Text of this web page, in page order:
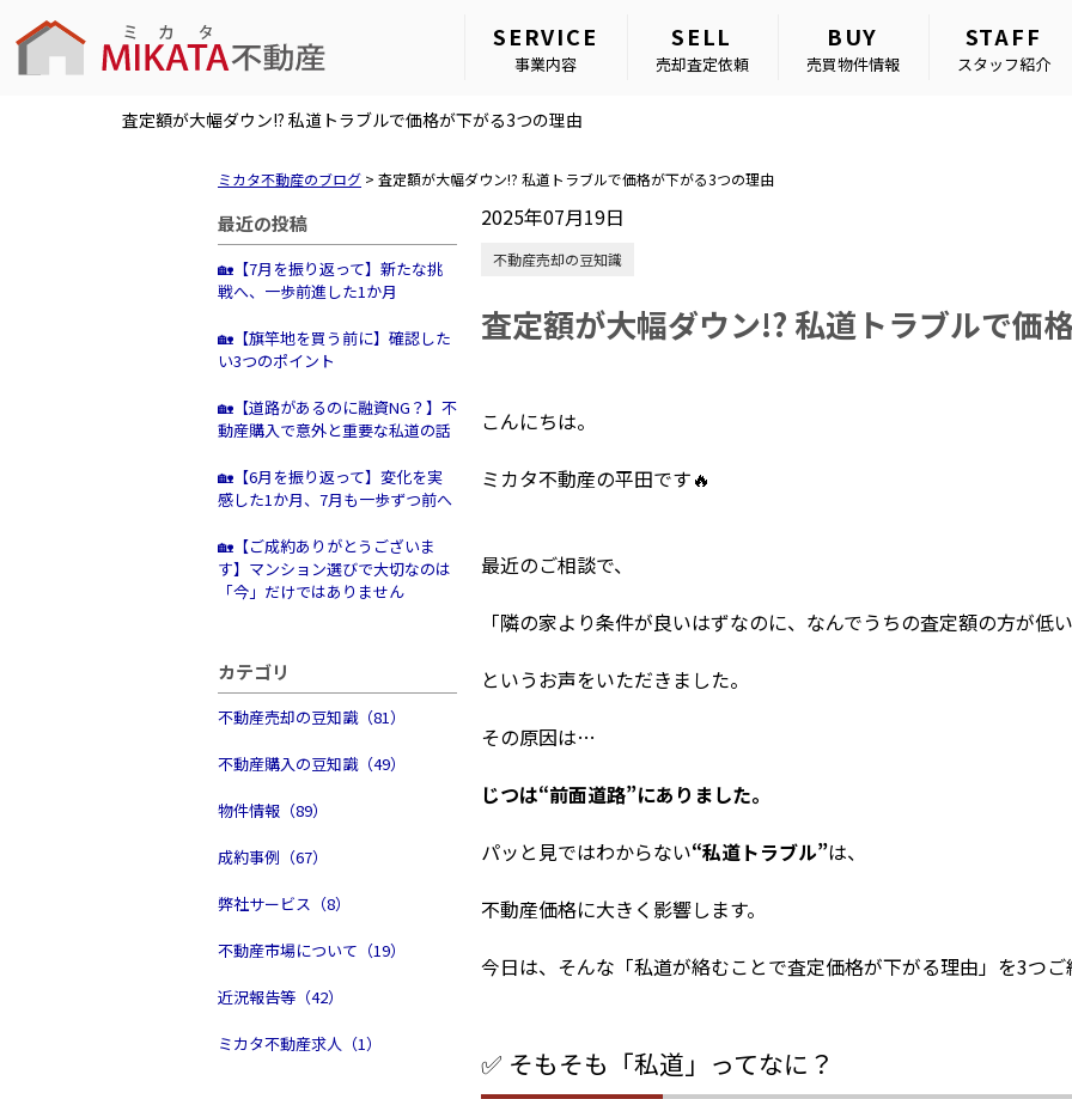
SERVICE
事業内容
SELL
売却査定依頼
BUY
売買物件情報
STAFF
スタッフ紹介
査定額が大幅ダウン!? 私道トラブルで価格が下がる3つの理由
ミカタ不動産のブログ > 査定額が大幅ダウン!? 私道トラブルで価格が下がる3つの理由
最近の投稿
🏡【7月を振り返って】新たな挑
戦へ、一歩前進した1か月
🏡【旗竿地を買う前に】確認した
い3つのポイント
🏡【道路があるのに融資NG？】不
動産購入で意外と重要な私道の話
🏡【6月を振り返って】変化を実
感した1か月、7月も一歩ずつ前へ
🏡【ご成約ありがとうございま
す】マンション選びで大切なのは
「今」だけではありません
カテゴリ
不動産売却の豆知識（81）
不動産購入の豆知識（49）
物件情報（89）
成約事例（67）
弊社サービス（8）
不動産市場について（19）
近況報告等（42）
ミカタ不動産求人（1）
2025年07月19日
不動産売却の豆知識
査定額が大幅ダウン!? 私道トラブルで価
こんにちは。
ミカタ不動産の平田です🔥
最近のご相談で、
「隣の家より条件が良いはずなのに、なんでうちの査定額の方が低
というお声をいただきました。
その原因は…
じつは“前面道路”にありました。
パッと見ではわからない“私道トラブル”は、
不動産価格に大きく影響します。
今日は、そんな「私道が絡むことで査定価格が下がる理由」を3つ
✅ そもそも「私道」ってなに？